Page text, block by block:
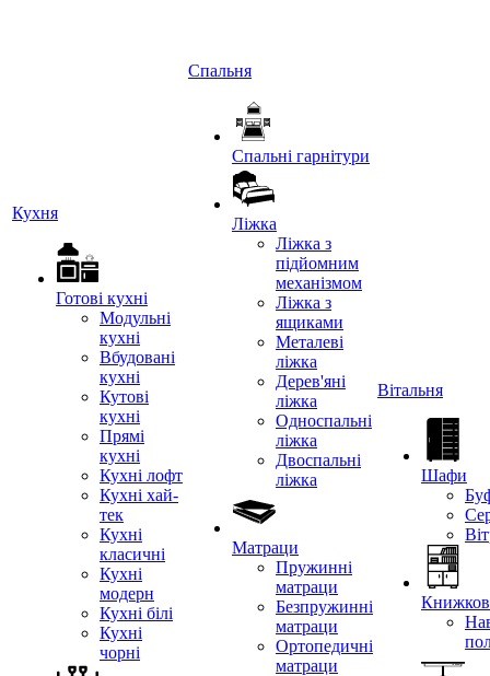
Кухня
Готові кухні
Модульні
кухні
Вбудовані
кухні
Кутові
кухні
Прямі
кухні
Кухні лофт
Кухні хай-
тек
Кухні
класичні
Кухні
модерн
Кухні білі
Кухні
чорні
Спальня
Спальні гарнітури
Ліжка
Ліжка з
підйомним
механізмом
Ліжка з
ящиками
Металеві
ліжка
Дерев'яні
ліжка
Односпальні
ліжка
Двоспальні
ліжка
Матраци
Пружинні
матраци
Безпружинні
матраци
Ортопедичні
матраци
Вітальня
Шафи